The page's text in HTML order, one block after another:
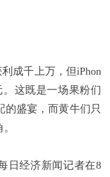
成千上万，但iPhon
这既是一场果粉们
的盛宴，而黄牛们只
日经济新闻记者在8